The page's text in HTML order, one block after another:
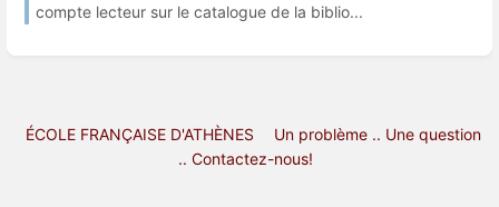
compte lecteur sur le catalogue de la biblio...
ÉCOLE FRANÇAISE D'ATHÈNES
Un problème .. Une question
.. Contactez-nous!